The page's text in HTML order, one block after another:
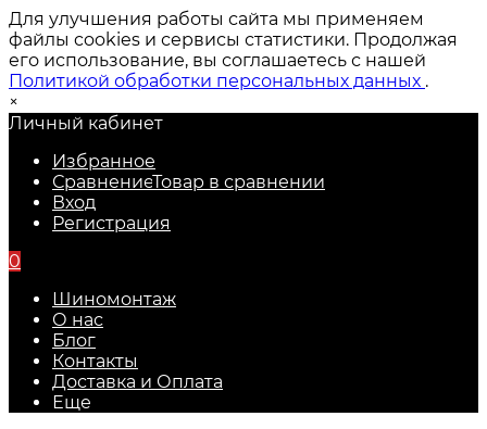
Для улучшения работы сайта мы применяем
файлы cookies и сервисы статистики. Продолжая
его использование, вы соглашаетесь с нашей
Политикой обработки персональных данных .
×
Личный кабинет
Избранное
СравнениеТовар в сравнении
Вход
Регистрация
0
Шиномонтаж
О нас
Блог
Контакты
Доставка и Оплата
Еще